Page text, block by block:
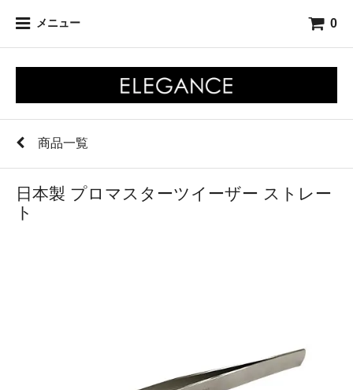
メニュー 0
商品一覧
日本製 プロマスターツイーザー ストレー
ト